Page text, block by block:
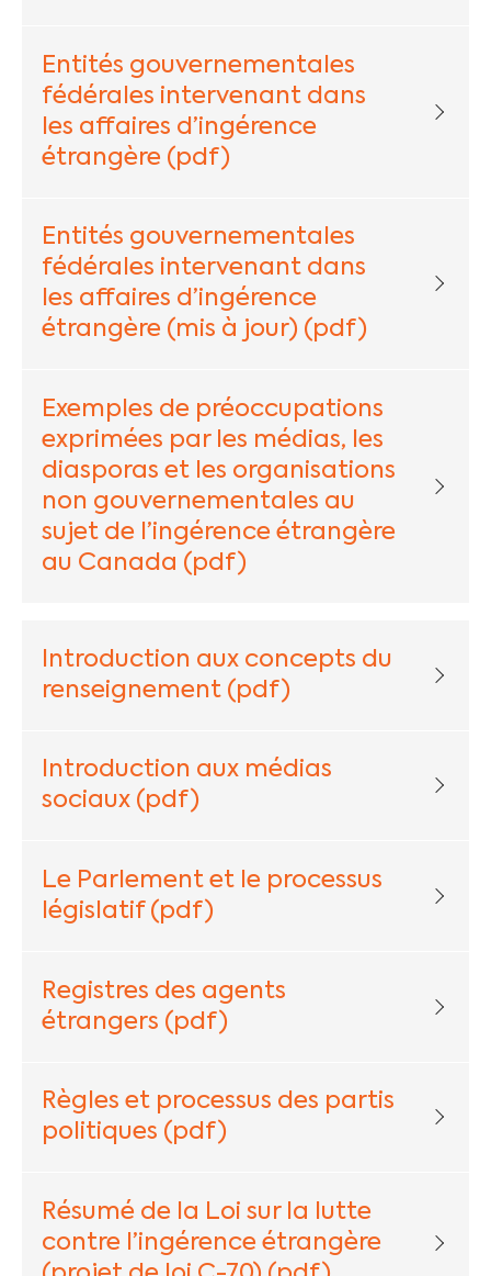
Entités gouvernementales
fédérales intervenant dans
les affaires d’ingérence
étrangère (pdf)
Entités gouvernementales
fédérales intervenant dans
les affaires d’ingérence
étrangère (mis à jour) (pdf)
Exemples de préoccupations
exprimées par les médias, les
diasporas et les organisations
non gouvernementales au
sujet de l’ingérence étrangère
au Canada (pdf)
Introduction aux concepts du
renseignement (pdf)
Introduction aux médias
sociaux (pdf)
Le Parlement et le processus
législatif (pdf)
Registres des agents
étrangers (pdf)
Règles et processus des partis
politiques (pdf)
Résumé de la Loi sur la lutte
contre l’ingérence étrangère